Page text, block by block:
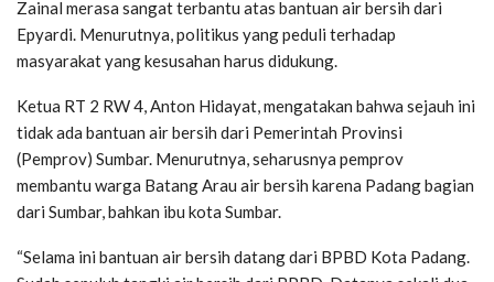
Zainal merasa sangat terbantu atas bantuan air bersih dari
Epyardi. Menurutnya, politikus yang peduli terhadap
masyarakat yang kesusahan harus didukung.
Ketua RT 2 RW 4, Anton Hidayat, mengatakan bahwa sejauh ini
tidak ada bantuan air bersih dari Pemerintah Provinsi
(Pemprov) Sumbar. Menurutnya, seharusnya pemprov
membantu warga Batang Arau air bersih karena Padang bagian
dari Sumbar, bahkan ibu kota Sumbar.
“Selama ini bantuan air bersih datang dari BPBD Kota Padang.